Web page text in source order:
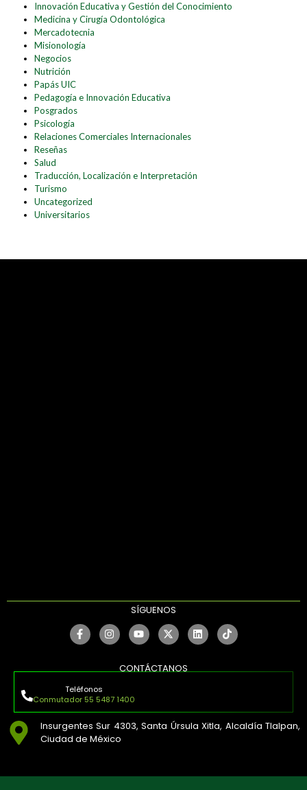
Innovación Educativa y Gestión del Conocimiento
Medicina y Cirugía Odontológica
Mercadotecnia
Misionología
Negocios
Nutrición
Papás UIC
Pedagogía e Innovación Educativa
Posgrados
Psicología
Relaciones Comerciales Internacionales
Reseñas
Salud
Traducción, Localización e Interpretación
Turismo
Uncategorized
Universitarios
SÍGUENOS
CONTÁCTANOS
Teléfonos
Conmutador 55 5487 1400
Insurgentes Sur 4303, Santa Úrsula Xitla, Alcaldía Tlalpan,
Ciudad de México